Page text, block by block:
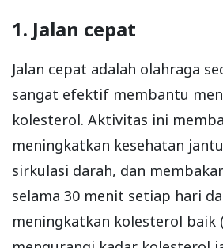
1. Jalan cepat
Jalan cepat adalah olahraga
sangat efektif membantu
kolesterol. Aktivitas ini
meningkatkan kesehatan
sirkulasi darah, dan
selama 30 menit setiap hari
meningkatkan kolesterol baik